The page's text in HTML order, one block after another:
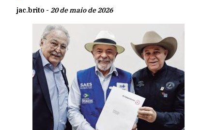
jac.brito - 20 de maio de 2026